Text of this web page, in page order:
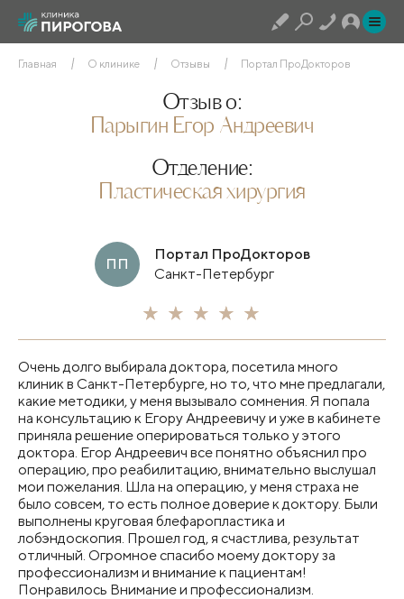
Главная О клинике Отзывы Портал ПроДокторов
Отзыв о:
Парыгин Егор Андреевич
Отделение:
Пластическая хирургия
ПП
Портал ПроДокторов
Санкт-Петербург
Очень долго выбирала доктора, посетила много
клиник в Санкт-Петербурге, но то, что мне предлагали,
какие методики, у меня вызывало сомнения. Я попала
на консультацию к Егору Андреевичу и уже в кабинете
приняла решение оперироваться только у этого
доктора. Егор Андреевич все понятно объяснил про
операцию, про реабилитацию, внимательно выслушал
мои пожелания. Шла на операцию, у меня страха не
было совсем, то есть полное доверие к доктору. Были
выполнены круговая блефаропластика​ и
лобэндоскопия. Прошел год, я счастлива, результат
отличный. Огромное спасибо моему доктору за
профессионализм и внимание к пациентам!
Понравилось Внимание и профессионализм.